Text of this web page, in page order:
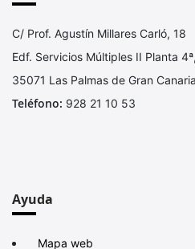
C/ Prof. Agustín Millares Carló, 18
Edf. Servicios Múltiples II Planta
35071 Las Palmas de Gran Canaria
Teléfono: 928 21 10 53
Ayuda
Mapa web